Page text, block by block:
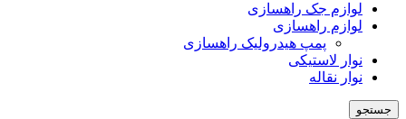
لوازم جک راهسازی
لوازم راهسازی
پمپ هیدرولیک راهسازی
نوار لاستیکی
نوار نقاله
جستجو